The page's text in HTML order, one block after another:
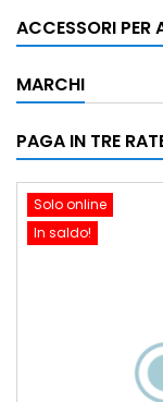
ACCESSORI PER
MARCHI
PAGA IN TRE
Solo online
In saldo!